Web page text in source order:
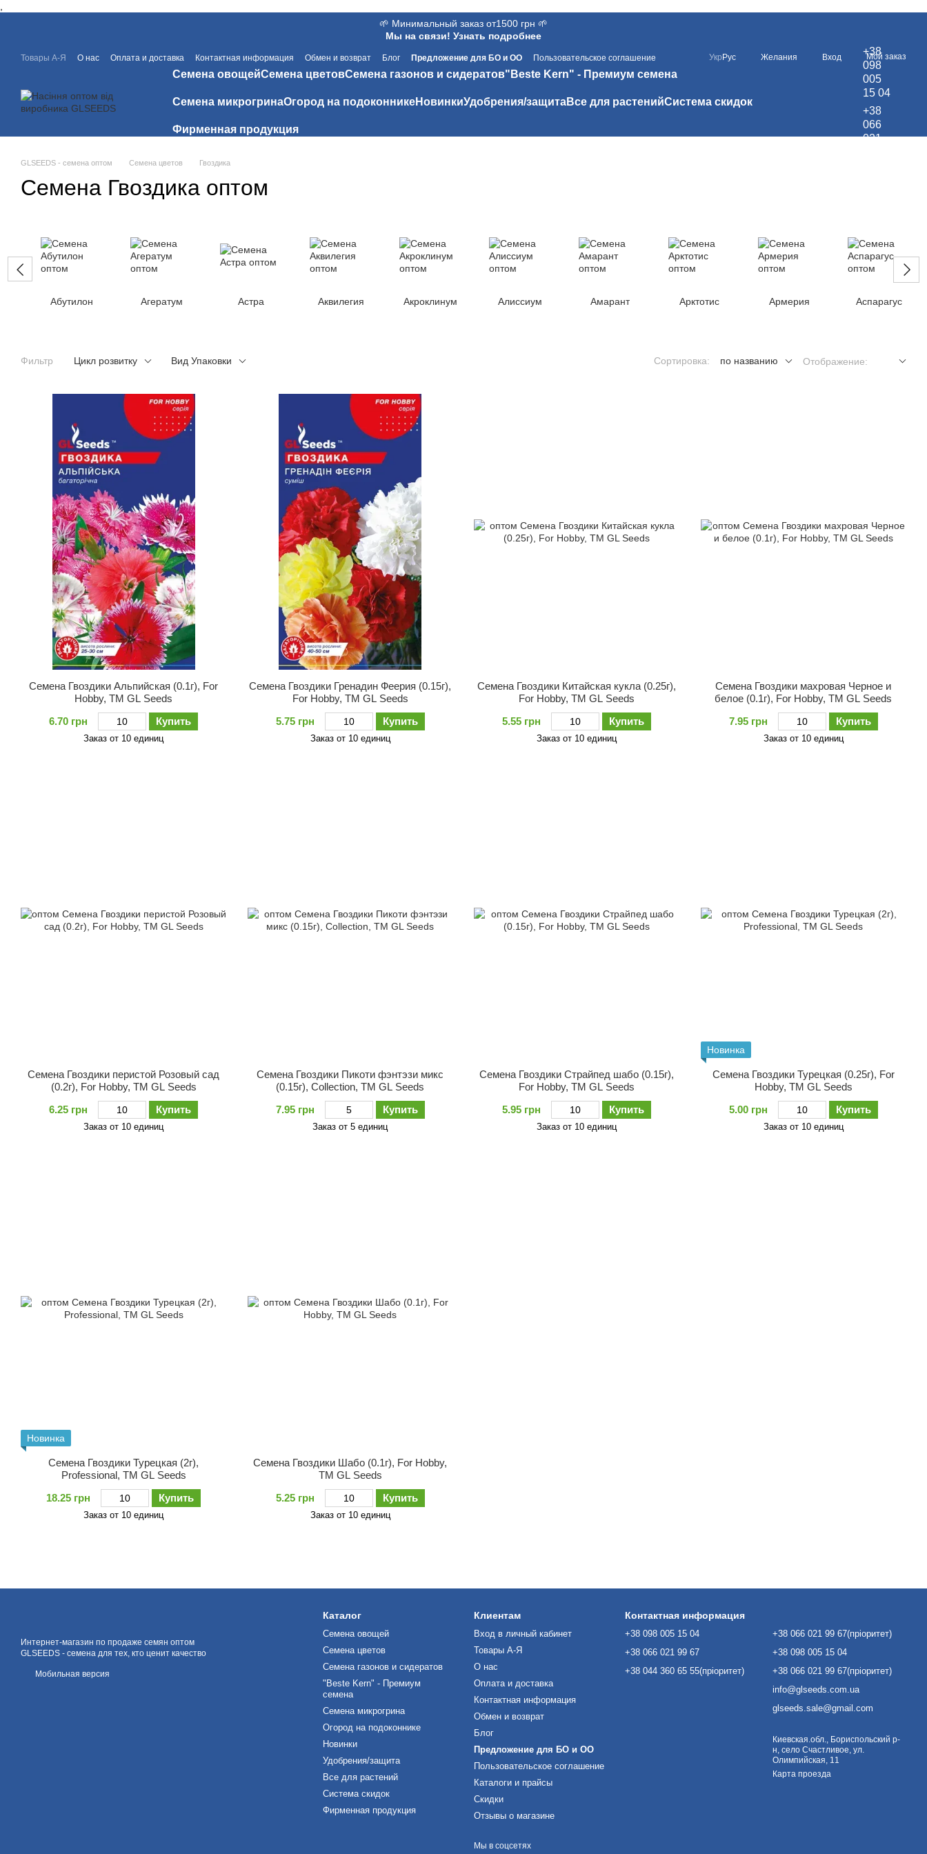
🌱 Минимальный заказ от1500 грн 🌱
Мы на связи! Узнать подробнее
Товары А-Я О нас Оплата и доставка Контактная информация Обмен и возврат Блог Предложение для БО и ОО
Пользовательское соглашение
Отзывы о магазине
Укр Рус Желания Вход Мой заказ
Семена овощейСемена цветовСемена газонов и сидератов"Beste Kern" - Премиум семена
Семена микрогринаОгород на подоконникеНовинкиУдобрения/защитаВсе для растенийСистема скидок
Фирменная продукция
+38
098
005
15 04
+38
066
021
GLSEEDS - семена оптом Семена цветов Гвоздика
Семена Гвоздика оптом
Абутилон Агератум Астра Аквилегия Акроклинум Алиссиум Амарант Арктотис Армерия Аспарагус
Фильтр Цикл розвитку Вид Упаковки Сортировка: по названию Отображение:
Семена Гвоздики Альпийская (0.1г), For
Hobby, TM GL Seeds
6.70 грн
Купить
Заказ от 10 единиц
Семена Гвоздики Гренадин Феерия (0.15г),
For Hobby, TM GL Seeds
5.75 грн
Купить
Заказ от 10 единиц
Семена Гвоздики Китайская кукла (0.25г),
For Hobby, TM GL Seeds
5.55 грн
Купить
Заказ от 10 единиц
Семена Гвоздики махровая Черное и
белое (0.1г), For Hobby, TM GL Seeds
7.95 грн
Купить
Заказ от 10 единиц
Семена Гвоздики перистой Розовый сад
(0.2г), For Hobby, TM GL Seeds
6.25 грн
Купить
Заказ от 10 единиц
Семена Гвоздики Пикоти фэнтэзи микс
(0.15г), Collection, TM GL Seeds
7.95 грн
Купить
Заказ от 5 единиц
Семена Гвоздики Страйпед шабо (0.15г),
For Hobby, TM GL Seeds
5.95 грн
Купить
Заказ от 10 единиц
Новинка
Семена Гвоздики Турецкая (0.25г), For
Hobby, TM GL Seeds
5.00 грн
Купить
Заказ от 10 единиц
Новинка
Семена Гвоздики Турецкая (2г),
Professional, TM GL Seeds
18.25 грн
Купить
Заказ от 10 единиц
Семена Гвоздики Шабо (0.1г), For Hobby,
TM GL Seeds
5.25 грн
Купить
Заказ от 10 единиц
Интернет-магазин по продаже семян оптом
GLSEEDS - семена для тех, кто ценит качество
Мобильная версия
Каталог
Семена овощей
Семена цветов
Семена газонов и сидератов
"Beste Kern" - Премиум
семена
Семена микрогрина
Огород на подоконнике
Новинки
Удобрения/защита
Все для растений
Система скидок
Фирменная продукция
Клиентам
Вход в личный кабинет
Товары А-Я
О нас
Оплата и доставка
Контактная информация
Обмен и возврат
Блог
Предложение для БО и ОО
Пользовательское соглашение
Каталоги и прайсы
Скидки
Отзывы о магазине
Мы в соцсетях
Контактная информация
+38 098 005 15 04
+38 066 021 99 67
+38 044 360 65 55(пріоритет)
+38 066 021 99 67(пріоритет)
+38 098 005 15 04
+38 066 021 99 67(пріоритет)
info@glseeds.com.ua
glseeds.sale@gmail.com
Киевская.обл., Бориспольский р-
н, село Счастливое, ул.
Олимпийская, 11
Карта проезда